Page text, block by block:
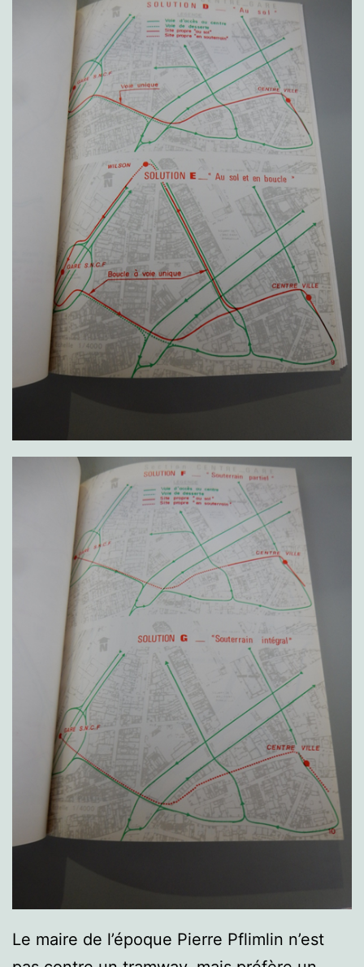
Le maire de l’époque Pierre Pflimlin n’est